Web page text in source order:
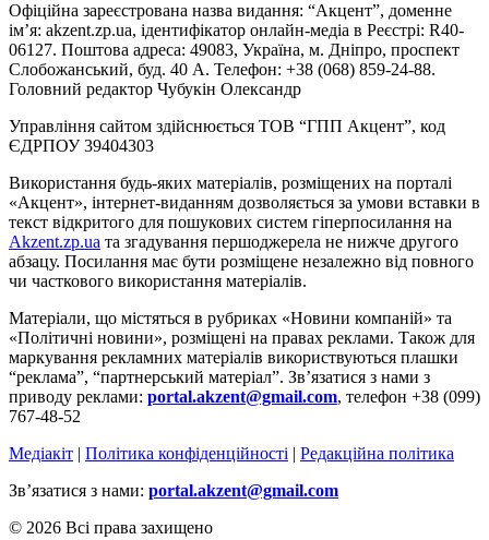
Офіційна зареєстрована назва видання: “Акцент”, доменне
ім’я: akzent.zp.ua, ідентифікатор онлайн-медіа в Реєстрі: R40-
06127. Поштова адреса: 49083, Україна, м. Дніпро, проспект
Слобожанський, буд. 40 А. Телефон: +38 (068) 859-24-88.
Головний редактор Чубукін Олександр
Управління сайтом здійснюється ТОВ “ГПП Акцент”, код
ЄДРПОУ 39404303
Використання будь-яких матеріалів, розміщених на порталі
«Акцент», інтернет-виданням дозволяється за умови вставки в
текст відкритого для пошукових систем гіперпосилання на
Akzent.zp.ua та згадування першоджерела не нижче другого
абзацу. Посилання має бути розміщене незалежно від повного
чи часткового використання матеріалів.
Матеріали, що містяться в рубриках «Новини компаній» та
«Політичні новини», розміщені на правах реклами. Також для
маркування рекламних матеріалів використвуються плашки
“реклама”, “партнерський матеріал”. Зв’язатися з нами з
приводу реклами: portal.akzent@gmail.com, телефон +38 (099)
767-48-52
Медіакіт | Політика конфіденційності | Редакційна політика
Зв’язатися з нами: portal.akzent@gmail.com
© 2026 Всі права захищено